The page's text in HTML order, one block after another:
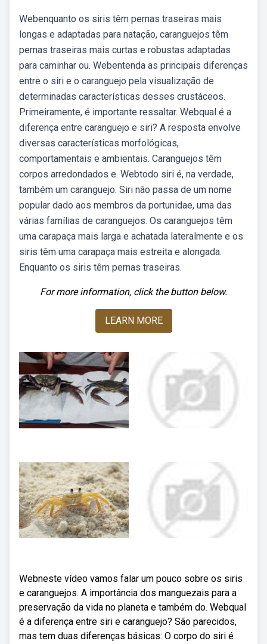
Webenquanto os siris têm pernas traseiras mais
longas e adaptadas para natação, caranguejos têm
pernas traseiras mais curtas e robustas adaptadas
para caminhar ou. Webentenda as principais diferenças
entre o siri e o caranguejo pela visualização de
determinadas características desses crustáceos.
Primeiramente, é importante ressaltar. Webqual é a
diferença entre caranguejo e siri? A resposta envolve
diversas características morfológicas,
comportamentais e ambientais. Caranguejos têm
corpos arredondados e. Webtodo siri é, na verdade,
também um caranguejo. Siri não passa de um nome
popular dado aos membros da portunidae, uma das
várias famílias de caranguejos. Os caranguejos têm
uma carapaça mais larga e achatada lateralmente e os
siris têm uma carapaça mais estreita e alongada.
Enquanto os siris têm pernas traseiras.
For more information, click the button below.
LEARN MORE
Webneste vídeo vamos falar um pouco sobre os siris
e caranguejos. A importância dos manguezais para a
preservação da vida no planeta e também do. Webqual
é a diferença entre siri e caranguejo? São parecidos,
mas tem duas diferenças básicas: O corpo do siri é